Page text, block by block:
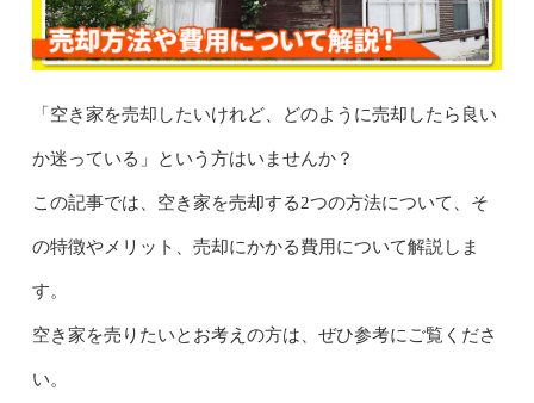
「空き家を売却したいけれど、どのように売却したら良い
か迷っている」という方はいませんか？
この記事では、空き家を売却する2つの方法について、そ
の特徴やメリット、売却にかかる費用について解説しま
す。
空き家を売りたいとお考えの方は、ぜひ参考にご覧くださ
い。